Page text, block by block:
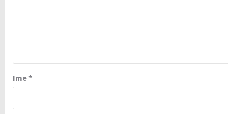
Ime*